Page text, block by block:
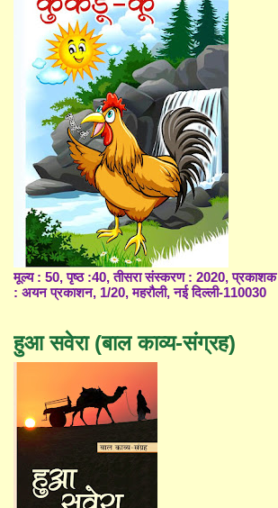
मूल्य : 50, पृष्ठ :40, तीसरा संस्करण : 2020, प्रकाशक
: अयन प्रकाशन, 1/20, महरौली, नई दिल्ली-110030
हुआ सवेरा (बाल काव्य-संग्रह)